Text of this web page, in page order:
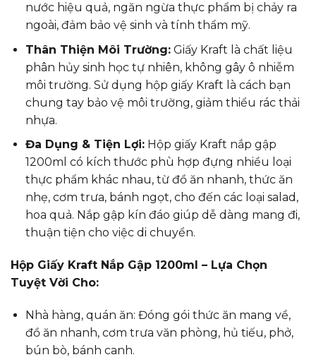
nước hiệu quả, ngăn ngừa thực phẩm bị chảy ra
ngoài, đảm bảo vệ sinh và tính thẩm mỹ.
Thân Thiện Môi Trường:Giấy Kraft là chất liệu
phân hủy sinh học tự nhiên, không gây ô nhiễm
môi trường. Sử dụng hộp giấy Kraft là cách bạn
chung tay bảo vệ môi trường, giảm thiểu rác thải
nhựa.
Đa Dụng & Tiện Lợi:Hộp giấy Kraft nắp gập
1200ml có kích thước phù hợp đựng nhiều loại
thực phẩm khác nhau, từ đồ ăn nhanh, thức ăn
nhẹ, cơm trưa, bánh ngọt, cho đến các loại salad,
hoa quả. Nắp gập kín đáo giúp dễ dàng mang đi,
thuận tiện cho việc di chuyển.
Hộp Giấy Kraft Nắp Gập 1200ml – Lựa Chọn
Tuyệt Vời Cho:
Nhà hàng, quán ăn: Đóng gói thức ăn mang về,
đồ ăn nhanh, cơm trưa văn phòng, hủ tiếu, phở,
bún bò, bánh canh.